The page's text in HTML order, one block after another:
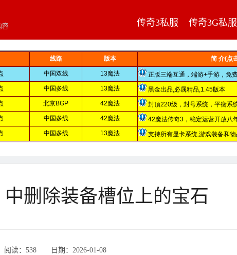
容
传奇3私服 传奇3G私服
删除装备槽位上的宝石
读：538 ‌‍日期：2026-01-08